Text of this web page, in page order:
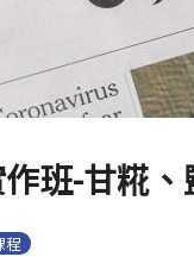
班-甘糀
程